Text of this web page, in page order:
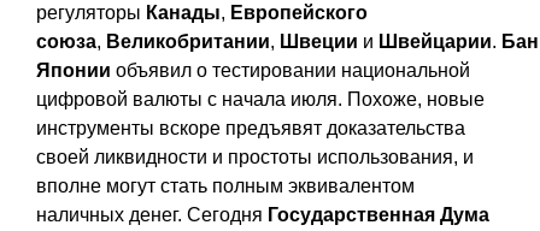
регуляторы Канады, Европейского
союза, Великобритании, Швеции и Швейцарии.
Японии объявил о тестировании национальной
цифровой валюты с начала июля. Похоже, новые
инструменты вскоре предъявят доказательства
своей ликвидности и простоты использования, и
вполне могут стать полным эквивалентом
наличных денег. Сегодня Государственная Дума